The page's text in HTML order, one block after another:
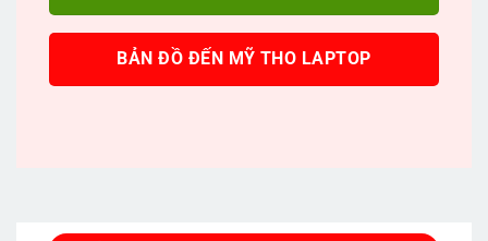
BẢN ĐỒ ĐẾN MỸ THO LAPTOP